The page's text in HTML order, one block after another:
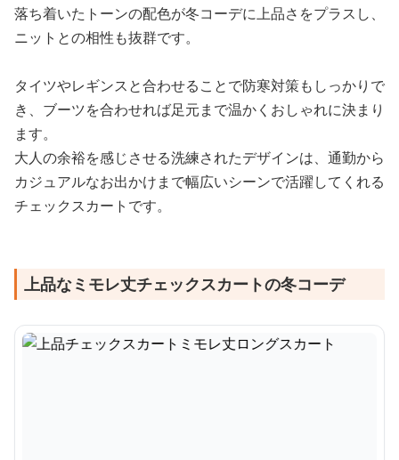
落ち着いたトーンの配色が冬コーデに上品さをプラスし、
ニットとの相性も抜群です。
タイツやレギンスと合わせることで防寒対策もしっかりで
き、ブーツを合わせれば足元まで温かくおしゃれに決まり
ます。
大人の余裕を感じさせる洗練されたデザインは、通勤から
カジュアルなお出かけまで幅広いシーンで活躍してくれる
チェックスカートです。
上品なミモレ丈チェックスカートの冬コーデ